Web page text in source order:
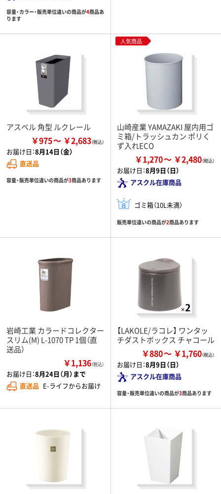
容量・カラー・販売単位違いの商品が4商品あ
ります
アスベル 角型 ルクレール
￥975 ￥2,683
お届け日：8月14日（金）
直送品
容量・販売単位違いの商品が3商品あります
人気商品
山崎産業 YAMAZAKI 屋内用ゴ
ミ箱/トラッシュカン ポリく
ず入れECO
￥1,270 ￥2,480
お届け日：8月9日（日）
アスクル在庫商品
ゴミ箱（10L未満）
販売単位違いの商品が2商品あります
岩崎工業 カラードコレクター
スリム(M) L-1070 TP 1個（直
送品）
￥1,136（税込）
お届け日：8月24日（月）まで
直送品 E-ライフからお届け
【LAKOLE/ラコレ】 ワンタッ
チダストボックス チャコール
￥880 ￥1,760
お届け日：8月9日（日）
アスクル在庫商品
容量・販売単位違いの商品が3商品あります